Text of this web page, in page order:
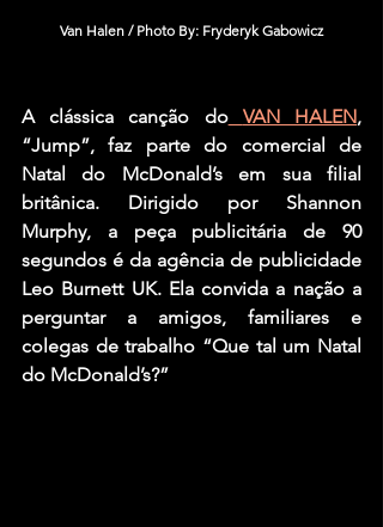
Van Halen / Photo By: Fryderyk Gabowicz
A clássica canção do VAN HALEN,
“Jump”, faz parte do comercial de
Natal do McDonald’s em sua filial
britânica. Dirigido por Shannon
Murphy, a peça publicitária de 90
segundos é da agência de publicidade
Leo Burnett UK. Ela convida a nação a
perguntar a amigos, familiares e
colegas de trabalho “Que tal um Natal
do McDonald’s?”